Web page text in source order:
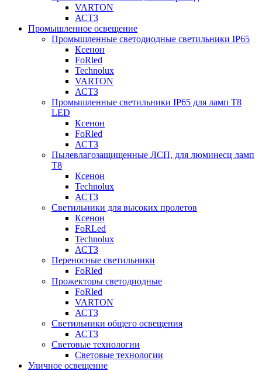
VARTON
АСТЗ
Промышленное освещение
Промышленные светодиодные светильники IP65
Ксенон
FoRled
Technolux
VARTON
АСТЗ
Промышленные светильники IP65 для ламп Т8
LED
Ксенон
FoRled
АСТЗ
Пылевлагозащищенные ЛСП, для люминесц ламп
Т8
Ксенон
Technolux
АСТЗ
Светильники для высоких пролетов
Ксенон
FoRLed
Technolux
АСТЗ
Переносные светильники
FoRled
Прожекторы светодиодные
FoRled
VARTON
АСТЗ
Светильники общего освещения
АСТЗ
Световые технологии
Световые технологии
Уличное освещение